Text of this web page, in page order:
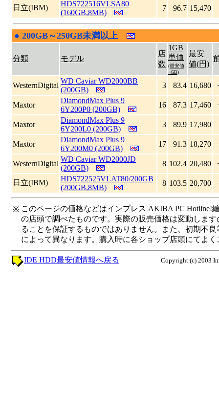
日立(IBM)
HDS722516VLSA80
(160GB,8MB)
7 96.7 15,470
● 200GB～250GB未満以上
分類 モデル
店
数
1GB
単価
(最安値
÷GB)
最安
値(円)
WesternDigital
WD Caviar WD2000BB
(200GB)
3 83.4 16,680
Maxtor
DiamondMax Plus 9
6Y200P0 (200GB)
16 87.3 17,460
Maxtor
DiamondMax Plus 9
6Y200L0 (200GB)
3 89.9 17,980
Maxtor
DiamondMax Plus 9
6Y200M0 (200GB)
17 91.3 18,270
WesternDigital
WD Caviar WD2000JD
(200GB)
8 102.4 20,480
日立(IBM)
HDS722525VLAT80/200GB
(200GB,8MB)
8 103.5 20,700
※ このページの価格などはインプレス AKIBA PC Hotline!
の店頭で調べたものです。実際の販売価格は変動しま
ることを保証するものではありません。また、初期不
によって異なります。購入時に各ショップ店頭にてよ
Copyright (c) 2003
IDE HDD最安値情報へ戻る